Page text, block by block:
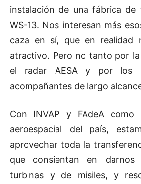
instalación de una fábrica de
WS-13. Nos interesan más
caza en sí, que en realidad
atractivo. Pero no tanto por
el radar AESA y por los
acompañantes de largo
Con INVAP y FAdeA como
aeroespacial del país,
aprovechar toda la
que consientan en
turbinas y de misiles, y